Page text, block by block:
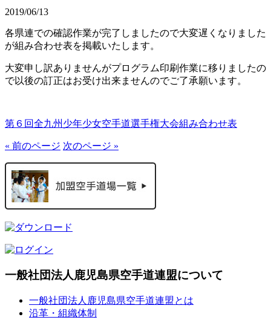
2019/06/13
各県連での確認作業が完了しましたので大変遅くなりました
が組み合わせ表を掲載いたします。
大変申し訳ありませんがプログラム印刷作業に移りましたの
で以後の訂正はお受け出来ませんのでご了承願います。
第６回全九州少年少女空手道選手権大会組み合わせ表
« 前のページ 次のページ »
一般社団法人鹿児島県空手道連盟について
一般社団法人鹿児島県空手道連盟とは
沿革・組織体制